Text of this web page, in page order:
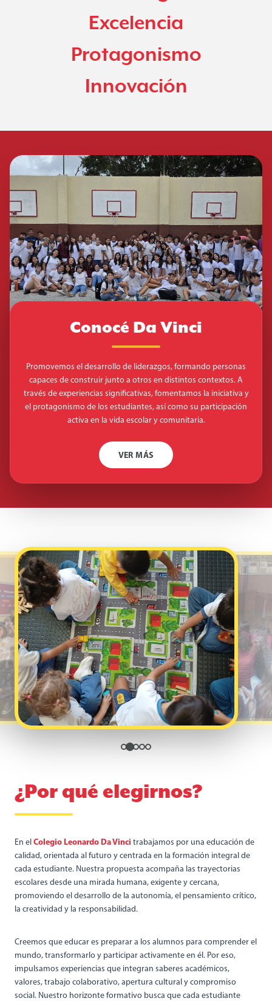
Excelencia
Protagonismo
Innovación
Conocé Da Vinci
Promovemos el desarrollo de liderazgos, formando personas
capaces de construir junto a otros en distintos contextos. A
través de experiencias significativas, fomentamos la iniciativa y
el protagonismo de los estudiantes, así como su participación
activa en la vida escolar y comunitaria.
VER MÁS
¿Por qué elegirnos?
En elColegio Leonardo Da Vinci trabajamos por una educación de
calidad, orientada al futuro y centrada en la formación integral de
cada estudiante. Nuestra propuesta acompaña las trayectorias
escolares desde una mirada humana, exigente y cercana,
promoviendo el desarrollo de la autonomía, el pensamiento crítico,
la creatividad y la responsabilidad.
Creemos que educar es preparar a los alumnos para comprender el
mundo, transformarlo y participar activamente en él. Por eso,
impulsamos experiencias que integran saberes académicos,
valores, trabajo colaborativo, apertura cultural y compromiso
social. Nuestro horizonte formativo busca que cada estudiante